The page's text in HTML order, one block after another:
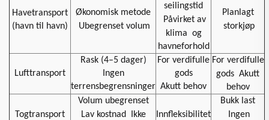
Havetransport
(havn til havn)
Økonomisk metode
Ubegrenset volum
seilingstid
Påvirket av
klima og
havneforhold
Planlagt
storkjøp
Lufttransport
Rask (4–5 dager)
Ingen
terrensbegrensninger
For verdifulle
gods
Akutt behov
For verdifulle
gods Akutt
behov
Togtransport
Volum ubegrenset
Lav kostnad
Ikke
Innfleksibilitet
Bukk last
Ingen